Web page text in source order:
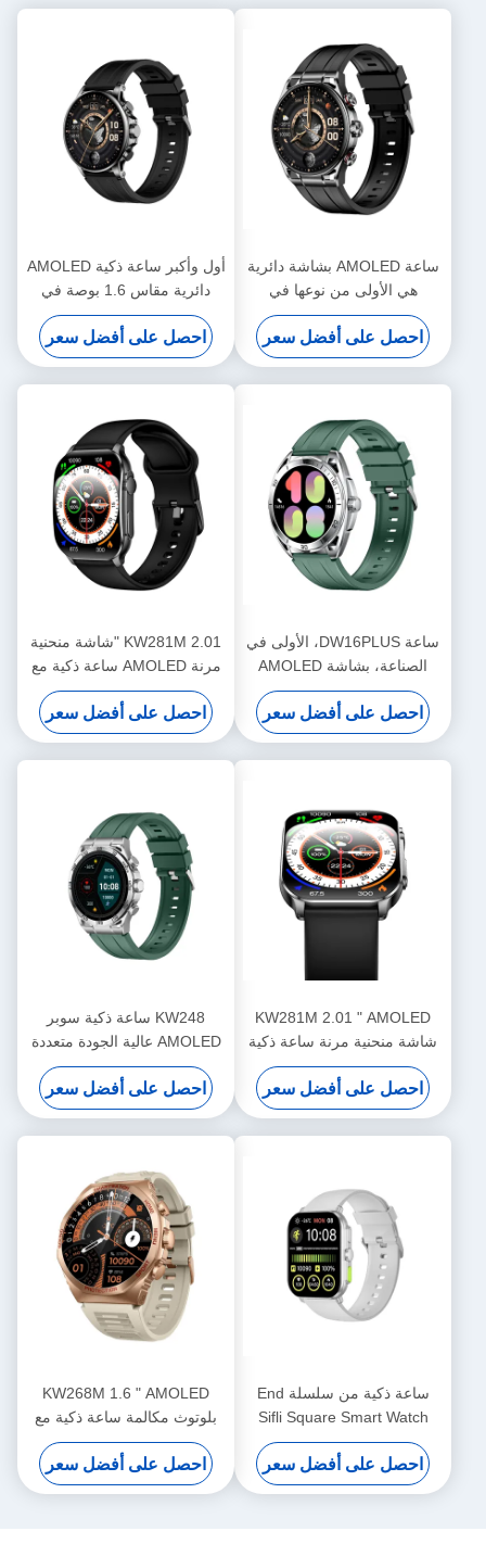
ساعة AMOLED بشاشة دائرية
هي الأولى من نوعها في
الصناعة بحجم 1.6 بوصة
KW248PRO
احصل على أفضل سعر
أول وأكبر ساعة ذكية AMOLED
دائرية مقاس 1.6 بوصة في
الصناعة مع مكالمات بلوتوث
وأجهزة استشعار متقدمة
احصل على أفضل سعر
ساعة DW16PLUS، الأولى في
الصناعة، بشاشة AMOLED
دائرية الأكبر حجمًا 1.6 بوصة
احصل على أفضل سعر
KW281M 2.01 "شاشة منحنية
مرنة AMOLED ساعة ذكية مع
Dafit APP و Metal Bezel
احصل على أفضل سعر
KW281M 2.01 " AMOLED
شاشة منحنية مرنة ساعة ذكية
PVD إطار معدني
احصل على أفضل سعر
KW248 ساعة ذكية سوبر
AMOLED عالية الجودة متعددة
الوظائف
احصل على أفضل سعر
ساعة ذكية من سلسلة End
Sifli Square Smart Watch
2.01 مع إطار معدني PVD
وبطارية 300mAh
احصل على أفضل سعر
KW268M 1.6 " AMOLED
بلوتوث مكالمة ساعة ذكية مع
شاشة مستديرة كبيرة
احصل على أفضل سعر